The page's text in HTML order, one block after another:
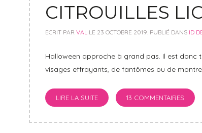
CITROUILLES
ECRIT PAR VAL LE 23 OCTOBRE 2019 . PUBLIÉ DANS ID
Halloween approche à grand pas. Il est donc
visages effrayants, de fantômes ou de
LIRE LA SUITE 13 COMMENTAIRES